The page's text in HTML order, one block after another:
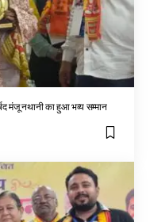
मंजू नथानी का हुआ भव्य सम्मान